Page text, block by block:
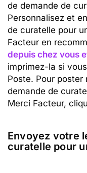
de demande de
Personnalisez et
de curatelle pour
Facteur en
depuis chez vous
imprimez-la si
Poste. Pour
demande de
Merci Facteur,
Envoyez votre
curatelle pour